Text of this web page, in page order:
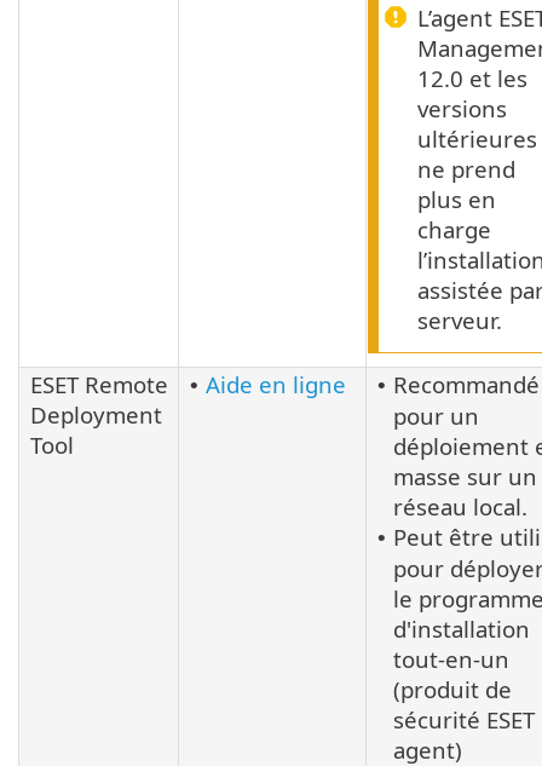
L’agent
12.0 et les
versions
ultérieures
ne prend
plus en
charge
assistée
serveur.
ESET Remote
Deployment
Tool
• Aide en ligne • Recommandé
pour un
déploiement
masse sur un
réseau local.
• Peut être
pour
le
d'installation
tout-en-un
(produit de
sécurité
agent)